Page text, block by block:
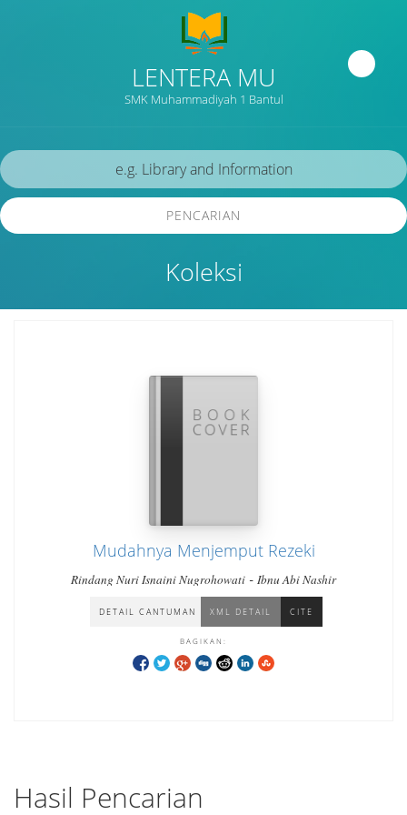
LENTERA MU
SMK Muhammadiyah 1 Bantul
Koleksi
PENCARIAN
Mudahnya Menjemput Rezeki
Rindang Nuri Isnaini Nugrohowati - Ibnu Abi Nashir
DETAIL CANTUMAN XML DETAIL CITE
BAGIKAN:
Hasil Pencarian